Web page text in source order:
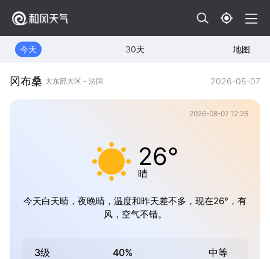
今天 30天 地图
冈布桑 大东部大区 - 法国 2026-08-07
2026-08-07 12:26
26°
晴
今天白天晴，夜晚晴，温度和昨天差不多，现在26°，有
风，空气不错。
3级 40% 中等